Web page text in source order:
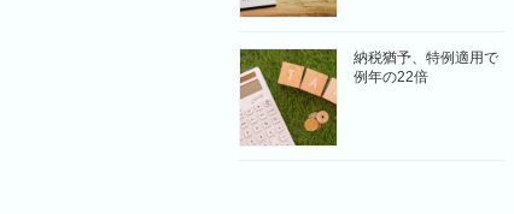
納税猶予、特例適用で
例年の22倍